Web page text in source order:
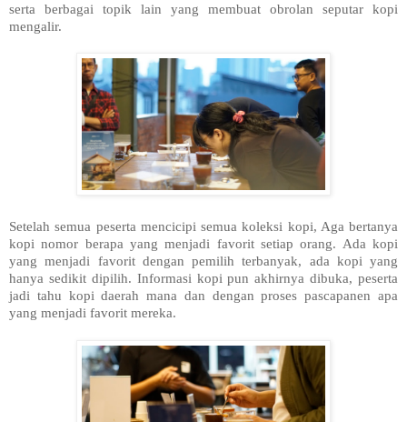
serta berbagai topik lain yang membuat obrolan seputar kopi
mengalir.
Setelah semua peserta mencicipi semua koleksi kopi, Aga bertanya
kopi nomor berapa yang menjadi favorit setiap orang. Ada kopi
yang menjadi favorit dengan pemilih terbanyak, ada kopi yang
hanya sedikit dipilih. Informasi kopi pun akhirnya dibuka, peserta
jadi tahu kopi daerah mana dan dengan proses pascapanen apa
yang menjadi favorit mereka.